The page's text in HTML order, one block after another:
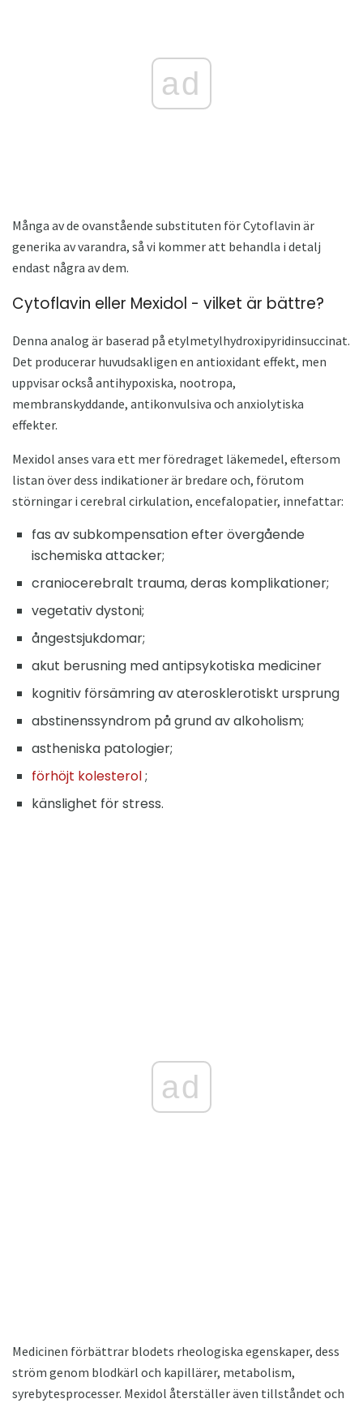
ad
Många av de ovanstående substituten för Cytoflavin är
generika av varandra, så vi kommer att behandla i detalj
endast några av dem.
Cytoflavin eller Mexidol - vilket är bättre?
Denna analog är baserad på etylmetylhydroxipyridinsuccinat.
Det producerar huvudsakligen en antioxidant effekt, men
uppvisar också antihypoxiska, nootropa,
membranskyddande, antikonvulsiva och anxiolytiska
effekter.
Mexidol anses vara ett mer föredraget läkemedel, eftersom
listan över dess indikationer är bredare och, förutom
störningar i cerebral cirkulation, encefalopatier, innefattar:
fas av subkompensation efter övergående
ischemiska attacker;
craniocerebralt trauma, deras komplikationer;
vegetativ dystoni;
ångestsjukdomar;
akut berusning med antipsykotiska mediciner
kognitiv försämring av aterosklerotiskt ursprung
abstinenssyndrom på grund av alkoholism;
astheniska patologier;
förhöjt kolesterol;
känslighet för stress.
ad
Medicinen förbättrar blodets rheologiska egenskaper, dess
ström genom blodkärl och kapillärer, metabolism,
syrebytesprocesser. Mexidol återställer även tillståndet och